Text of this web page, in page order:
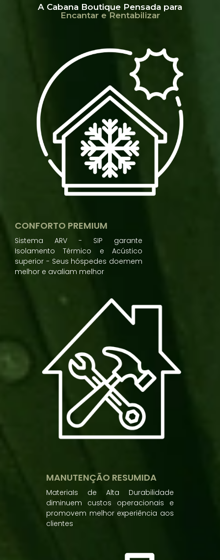
A Cabana Boutique Pensada para
Encantar e Rentabilizar
CONFORTO PREMIUM
Sistema ARV - SIP garante
Isolamento Térmico e Acústico
superior - Seus hóspedes doemem
melhor e avaliam melhor
MANUTENÇÃO RESUMIDA
MateriaIs de Alta Durabilidade
diminuem custos operacionais e
promovem melhor experiência aos
clientes